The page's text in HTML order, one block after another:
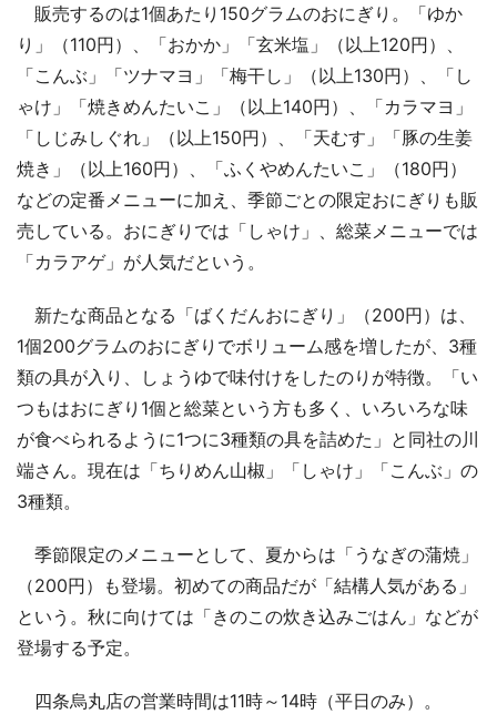
販売するのは1個あたり150グラムのおにぎり。「ゆか
り」（110円）、「おかか」「玄米塩」（以上120円）、
「こんぶ」「ツナマヨ」「梅干し」（以上130円）、「し
ゃけ」「焼きめんたいこ」（以上140円）、「カラマヨ」
「しじみしぐれ」（以上150円）、「天むす」「豚の生姜
焼き」（以上160円）、「ふくやめんたいこ」（180円）
などの定番メニューに加え、季節ごとの限定おにぎりも販
売している。おにぎりでは「しゃけ」、総菜メニューでは
「カラアゲ」が人気だという。
新たな商品となる「ばくだんおにぎり」（200円）は、
1個200グラムのおにぎりでボリューム感を増したが、3種
類の具が入り、しょうゆで味付けをしたのりが特徴。「い
つもはおにぎり1個と総菜という方も多く、いろいろな味
が食べられるように1つに3種類の具を詰めた」と同社の川
端さん。現在は「ちりめん山椒」「しゃけ」「こんぶ」の
3種類。
季節限定のメニューとして、夏からは「うなぎの蒲焼」
（200円）も登場。初めての商品だが「結構人気がある」
という。秋に向けては「きのこの炊き込みごはん」などが
登場する予定。
四条烏丸店の営業時間は11時～14時（平日のみ）。